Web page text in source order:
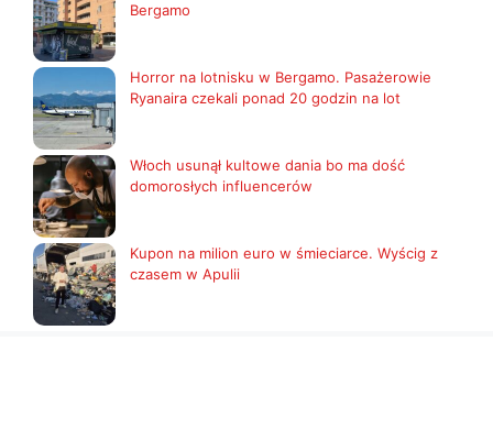
Bergamo
Horror na lotnisku w Bergamo. Pasażerowie
Ryanaira czekali ponad 20 godzin na lot
Włoch usunął kultowe dania bo ma dość
domorosłych influencerów
Kupon na milion euro w śmieciarce. Wyścig z
czasem w Apulii